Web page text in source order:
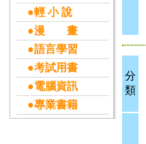
●輕 小 說
●漫 畫
●語言學習
●考試用書
●電腦資訊
●專業書籍
分
類